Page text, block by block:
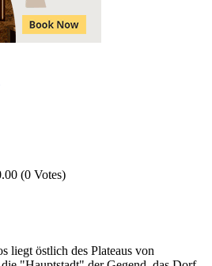
(0 Votes)
liegt östlich des Plateaus von